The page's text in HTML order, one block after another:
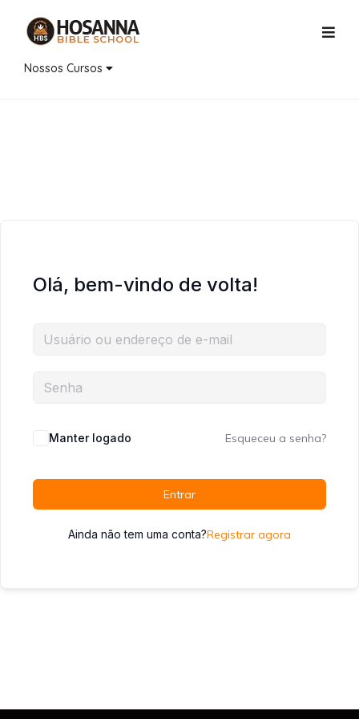
Nossos Cursos
Olá, bem-vindo de volta!
Manter logado Esqueceu a senha?
Entrar
Ainda não tem uma conta?Registrar agora